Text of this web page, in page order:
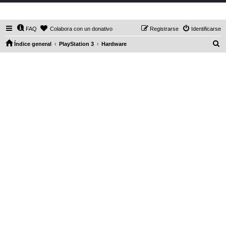
FAQ Colabora con un donativo Identificarse
Registrarse
Índice general PlayStation 3 Hardware